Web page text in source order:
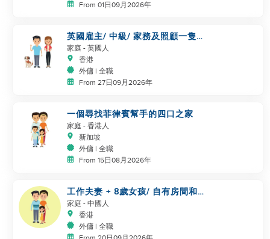
From 01日09月2026年
英國雇主/ 中級/ 家務及照顧一隻
狗
家庭 - 英國人
香港
外傭 | 全職
From 27日09月2026年
一個尋找菲律賓幫手的四口之家
家庭 - 香港人
新加坡
外傭 | 全職
From 15日08月2026年
工作夫妻 + 8歲女孩/ 自有房間和
洗手間/ 5500-6000
家庭 - 中國人
香港
外傭 | 全職